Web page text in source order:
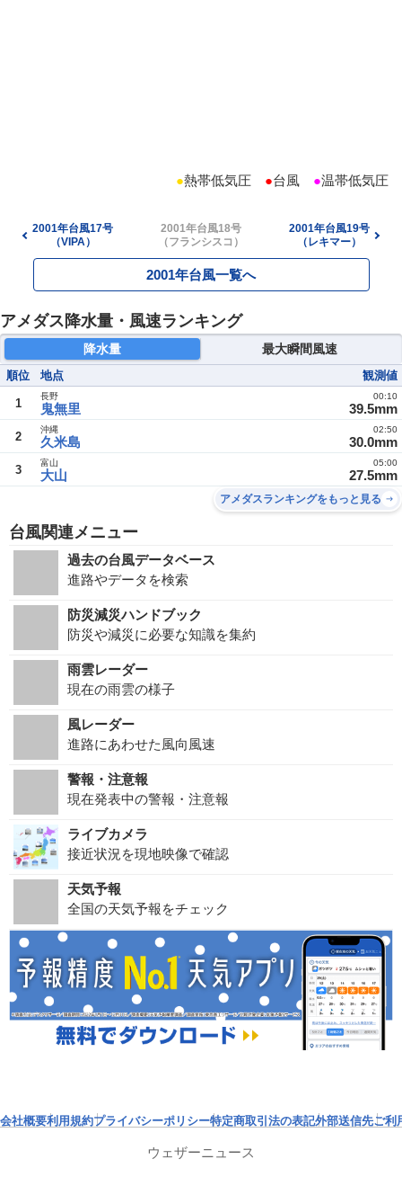
●熱帯低気圧 ●台風 ●温帯低気圧
2001年台風17号
（VIPA）
2001年台風18号
（フランシスコ）
2001年台風19号
（レキマー）
2001年台風一覧へ
アメダス降水量・風速ランキング
降水量 最大瞬間風速
順位 地点 観測値
1 鬼無里
長野
39.5mm
00:10
2 久米島
沖縄
30.0mm
02:50
3 大山
富山
27.5mm
05:00
アメダスランキングをもっと見る
台風関連メニュー
過去の台風データベース
進路やデータを検索
防災減災ハンドブック
防災や減災に必要な知識を集約
雨雲レーダー
現在の雨雲の様子
風レーダー
進路にあわせた風向風速
警報・注意報
現在発表中の警報・注意報
ライブカメラ
接近状況を現地映像で確認
天気予報
全国の天気予報をチェック
会社概要利用規約プライバシーポリシー特定商取引法の表記外部送信先ご利
ウェザーニュース